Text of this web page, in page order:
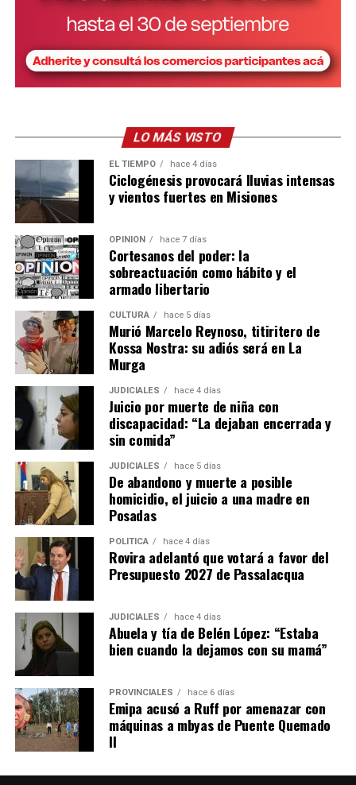
LO MÁS VISTO
EL TIEMPO hace 4 días
Ciclogénesis provocará lluvias intensas
y vientos fuertes en Misiones
OPINIÓN hace 7 días
Cortesanos del poder: la
sobreactuación como hábito y el
armado libertario
CULTURA hace 5 días
Murió Marcelo Reynoso, titiritero de
Kossa Nostra: su adiós será en La
Murga
JUDICIALES hace 4 días
Juicio por muerte de niña con
discapacidad: “La dejaban encerrada y
sin comida”
JUDICIALES hace 5 días
De abandono y muerte a posible
homicidio, el juicio a una madre en
Posadas
POLÍTICA hace 4 días
Rovira adelantó que votará a favor del
Presupuesto 2027 de Passalacqua
JUDICIALES hace 4 días
Abuela y tía de Belén López: “Estaba
bien cuando la dejamos con su mamá”
PROVINCIALES hace 6 días
Emipa acusó a Ruff por amenazar con
máquinas a mbyas de Puente Quemado
II